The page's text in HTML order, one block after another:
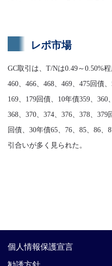
レポ市場
GC取引は、T/Nは0.49～0.50%
460、466、468、469、475回債
169、179回債、10年債359、360
368、370、374、376、378、
回債、30年債65、76、85、86
引合いが多く見られた。
個人情報保護宣言